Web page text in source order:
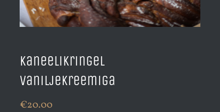
Kaneelikringel
vaniljekreemiga
€20.00